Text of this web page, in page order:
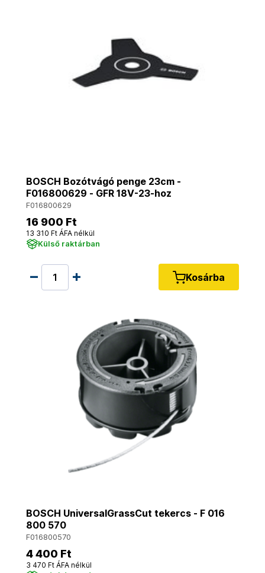
BOSCH Bozótvágó penge 23cm -
F016800629 - GFR 18V-23-hoz
F016800629
16 900 Ft
13 310 Ft ÁFA nélkül
Külső raktárban
Kosárba
BOSCH UniversalGrassCut tekercs - F 016
800 570
F016800570
4 400 Ft
3 470 Ft ÁFA nélkül